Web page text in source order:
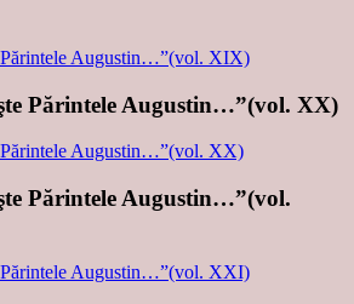
Părintele Augustin…”(vol. XX)
Părintele Augustin…”(vol.